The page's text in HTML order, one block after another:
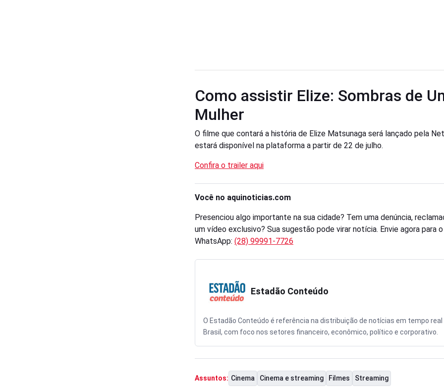
Como assistir Elize: Sombras de
Mulher
O filme que contará a história de Elize Matsunaga será lançado pela
estará disponível na plataforma a partir de 22 de julho.
Confira o trailer aqui
Você no aquinoticias.com
Presenciou algo importante na sua cidade? Tem uma denúncia,
um vídeo exclusivo? Sua sugestão pode virar notícia. Envie agora para
WhatsApp: (28) 99991-7726
Estadão Conteúdo
O Estadão Conteúdo é referência na distribuição de notícias em tempo real
Brasil, com foco nos setores financeiro, econômico, político e corporativo.
Assuntos: Cinema Cinema e streaming Filmes Streaming